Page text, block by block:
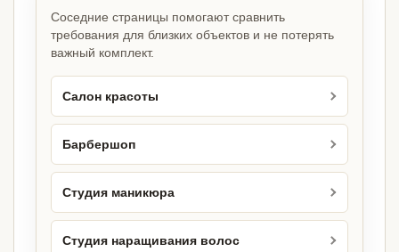
Соседние страницы помогают сравнить
требования для близких объектов и не потерять
важный комплект.
Салон красоты
Барбершоп
Студия маникюра
Студия наращивания волос